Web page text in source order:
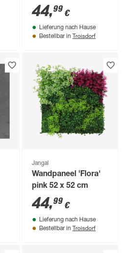
44,99 €
Lieferung nach Hause
Bestellbar in Troisdorf
Jangal
Wandpaneel 'Flora'
pink 52 x 52 cm
44,99 €
Lieferung nach Hause
Bestellbar in Troisdorf